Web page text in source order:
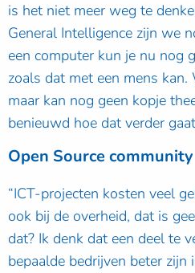
is het niet meer weg te
General Intelligence zijn we
een computer kun je nu nog
zoals dat met een mens
maar kan nog geen kopje
benieuwd hoe dat verder
Open Source community
“ICT-projecten kosten veel
ook bij de overheid, dat is
dat? Ik denk dat een deel te
bepaalde bedrijven beter zijn